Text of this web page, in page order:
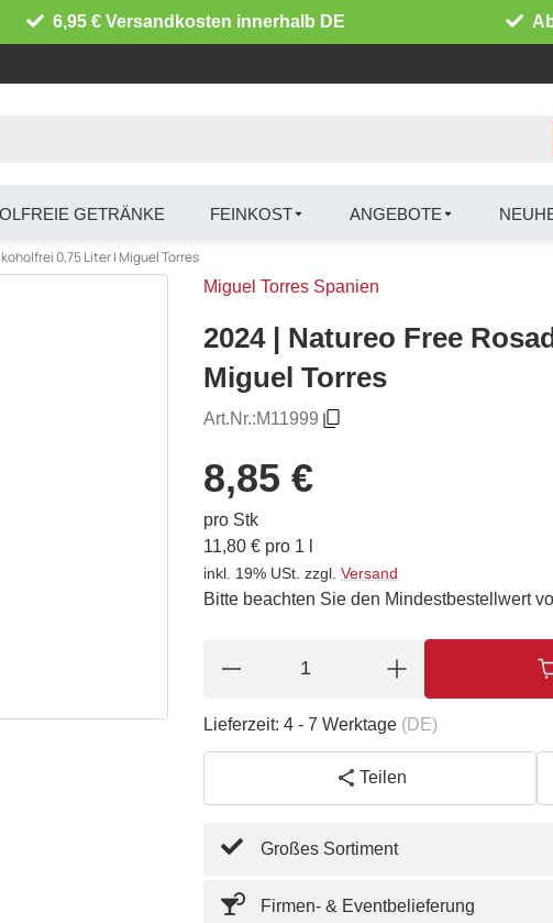
6,95 € Versandkosten innerhalb DE
GETRÄNKE FEINKOST ANGEBOTE
0,75 Liter | Miguel Torres
Miguel Torres Spanien
2024 | Natureo Free
Miguel Torres
Art.Nr.:M11999
8,85 €
pro Stk
11,80 € pro 1 l
inkl. 19% USt. zzgl. Versand
Bitte beachten Sie den Mindestbestellwert
Lieferzeit: 4 - 7 Werktage (DE)
Teilen
Großes Sortiment
Firmen- & Eventbelieferung